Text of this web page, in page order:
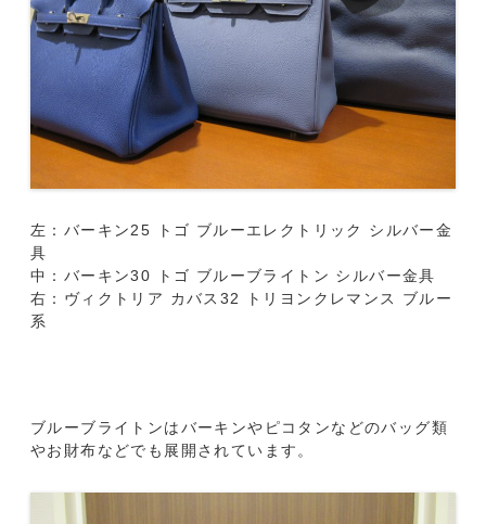
左：バーキン25 トゴ ブルーエレクトリック シルバー金
具
中：バーキン30 トゴ ブルーブライトン シルバー金具
右：ヴィクトリア カバス32 トリヨンクレマンス ブルー
系
ブルーブライトンはバーキンやピコタンなどのバッグ類
やお財布などでも展開されています。